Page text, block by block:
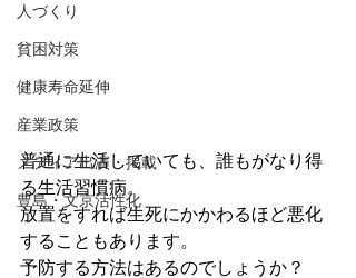
人づくり
貧困対策
健康寿命延伸
産業政策
メディア出演・掲載
豊島・文京活性化
普通に生活していても、誰もがなり得
る生活習慣病。
放置をすれば生死にかかわるほど悪化
することもあります。
予防する方法はあるのでしょうか？